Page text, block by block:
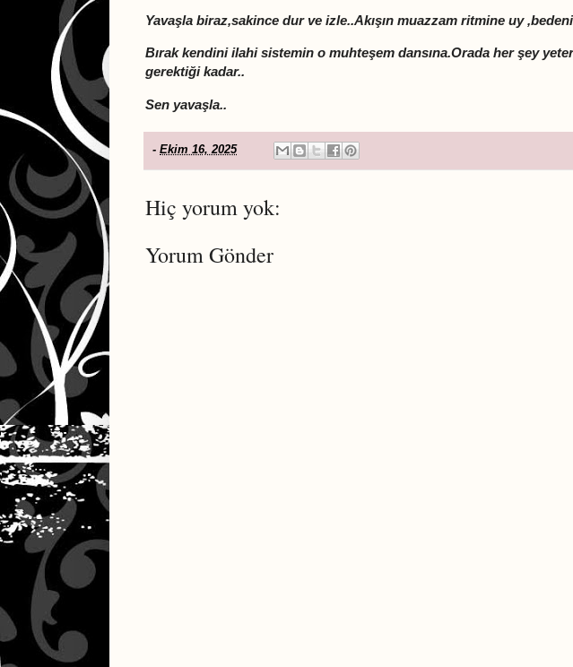
Yavaşla biraz,sakince dur ve izle..Akışın muazzam ritmine uy
Bırak kendini ilahi sistemin o muhteşem dansına.Orada her şey
gerektiği kadar..
Sen yavaşla..
- Ekim 16, 2025
Hiç yorum yok:
Yorum Gönder